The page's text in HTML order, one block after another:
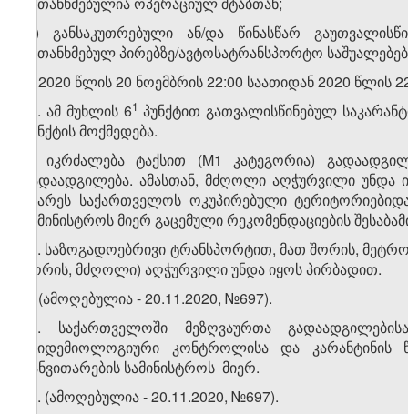
დ) განსაკუთრებული ან/და წინასწარ
შეთანხმებულ პირებზე/ავტოსატრანსპორტო
ე) 2020 წლის 20 ნოემბრის 22:00 საათიდან 2020
. ამ მუხლის 6​1 პუნქტით გათვალისწინებულ
პუნქტის მოქმედება.
7. იკრძალება ტაქსით (M1 კატეგორია)
გადაადგილება. ამასთან, მძღოლი აღჭურვილი უნდა
მხარეს საქართველოს ოკუპირებული
სამინისტროს მიერ გაცემული რეკომენდაციების
. საზოგადოებრივი ტრანსპორტით, მათ შორის,
შორის, მძღოლი) აღჭურვილი უნდა იყოს პირბადით.
8. (ამოღებულია - 20.11.2020, №697).
. საქართველოში მეზღვაურთა
ეპიდემიოლოგიური კონტროლისა და
განვითარების სამინისტროს მიერ.
. (ამოღებულია - 20.11.2020, №697).